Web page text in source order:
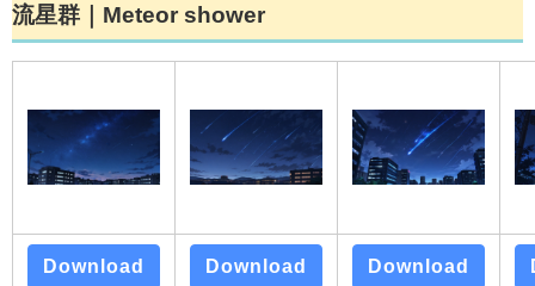
流星群｜Meteor shower
Download Download Download